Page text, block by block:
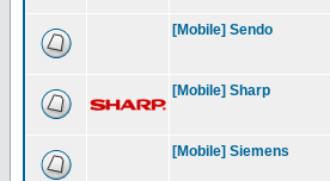
[Mobile] Sendo
[Mobile] Sharp
[Mobile] Siemens